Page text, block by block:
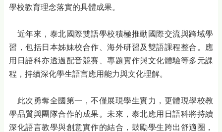
學校教育理念落實的具體成果。
近年來，泰北國際雙語學校積極推動國際交流與跨域學
習，包括日本姊妹校合作、海外研習及雙語課程整合。應
用日語科亦透過配音競賽、專題實作與文化體驗等多元課
程，持續深化學生語言應用能力與文化理解。
此次勇奪全國第一，不僅展現學生實力，更體現學校教
學品質與團隊合作的成果。未來，泰北應用日語科將持續
深化語言教學與創意實作的結合，鼓勵學生跨出舒適圈，